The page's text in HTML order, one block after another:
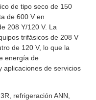
de tipo seco de 150
de 600 V en
208 Y/120 V. La
trifásicos de 208 V
de 120 V, lo que la
energía de
aplicaciones de servicios
refrigeración ANN,